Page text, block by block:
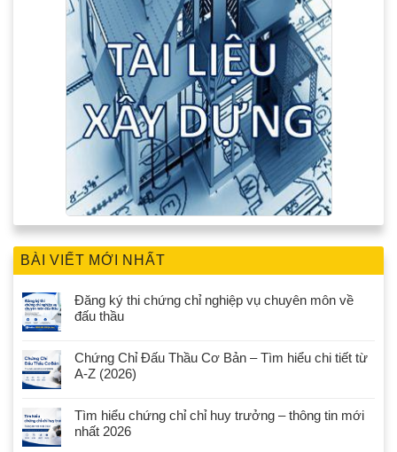
BÀI VIẾT MỚI NHẤT
Đăng ký thi chứng chỉ nghiệp vụ chuyên môn về
đấu thầu
Chứng Chỉ Đấu Thầu Cơ Bản – Tìm hiểu chi tiết từ
A-Z (2026)
Tìm hiểu chứng chỉ chỉ huy trưởng – thông tin mới
nhất 2026